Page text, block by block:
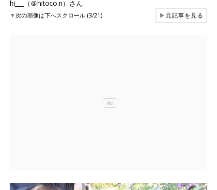
hi___（＠hitoco.n）さん
▼次の画像は下へスクロール (3/21) ▶元記事を見る